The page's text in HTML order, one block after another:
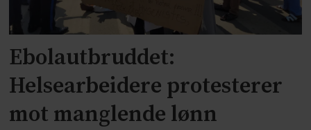
Ebolautbruddet:
Helsearbeidere protesterer
mot manglende lønn